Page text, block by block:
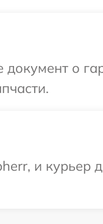
документ о
и курьер